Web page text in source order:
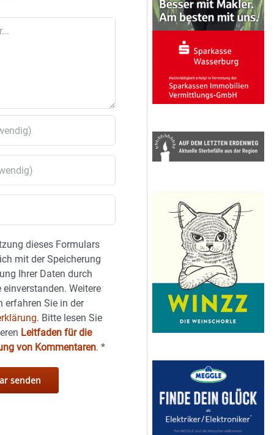
dieses Formulars
mit der Speicherung
Ihrer Daten durch
einverstanden. Weitere
erfahren Sie in der
Bitte lesen Sie
Leitfaden für die
von Kommentaren.*